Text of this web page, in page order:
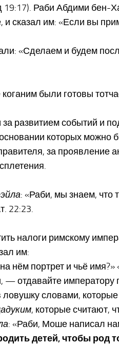
19:17). Раби Абдими бен-
и сказал им: «Если вы
«Сделаем и будем
были готовы
развитием событий и
которых можно
за проявление
: «Раби, мы знаем, что
22:23.
налоги римскому
им:
нём портрет и чьё
— отдавайте
словами,
, которые считают,
: «Раби, Моше написал
детей, чтобы род